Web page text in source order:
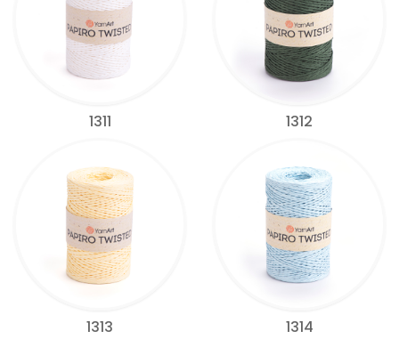
1311 1312
1313 1314